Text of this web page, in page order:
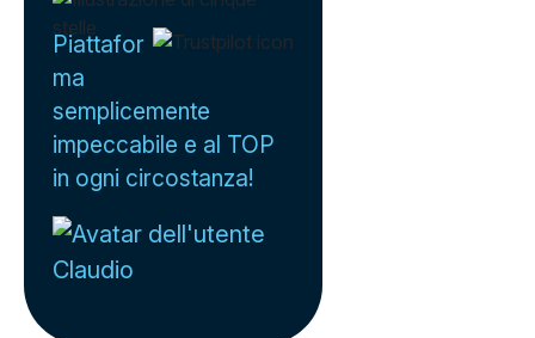
Piattafor
ma
semplicemente
impeccabile e al TOP
in ogni circostanza!
Claudio